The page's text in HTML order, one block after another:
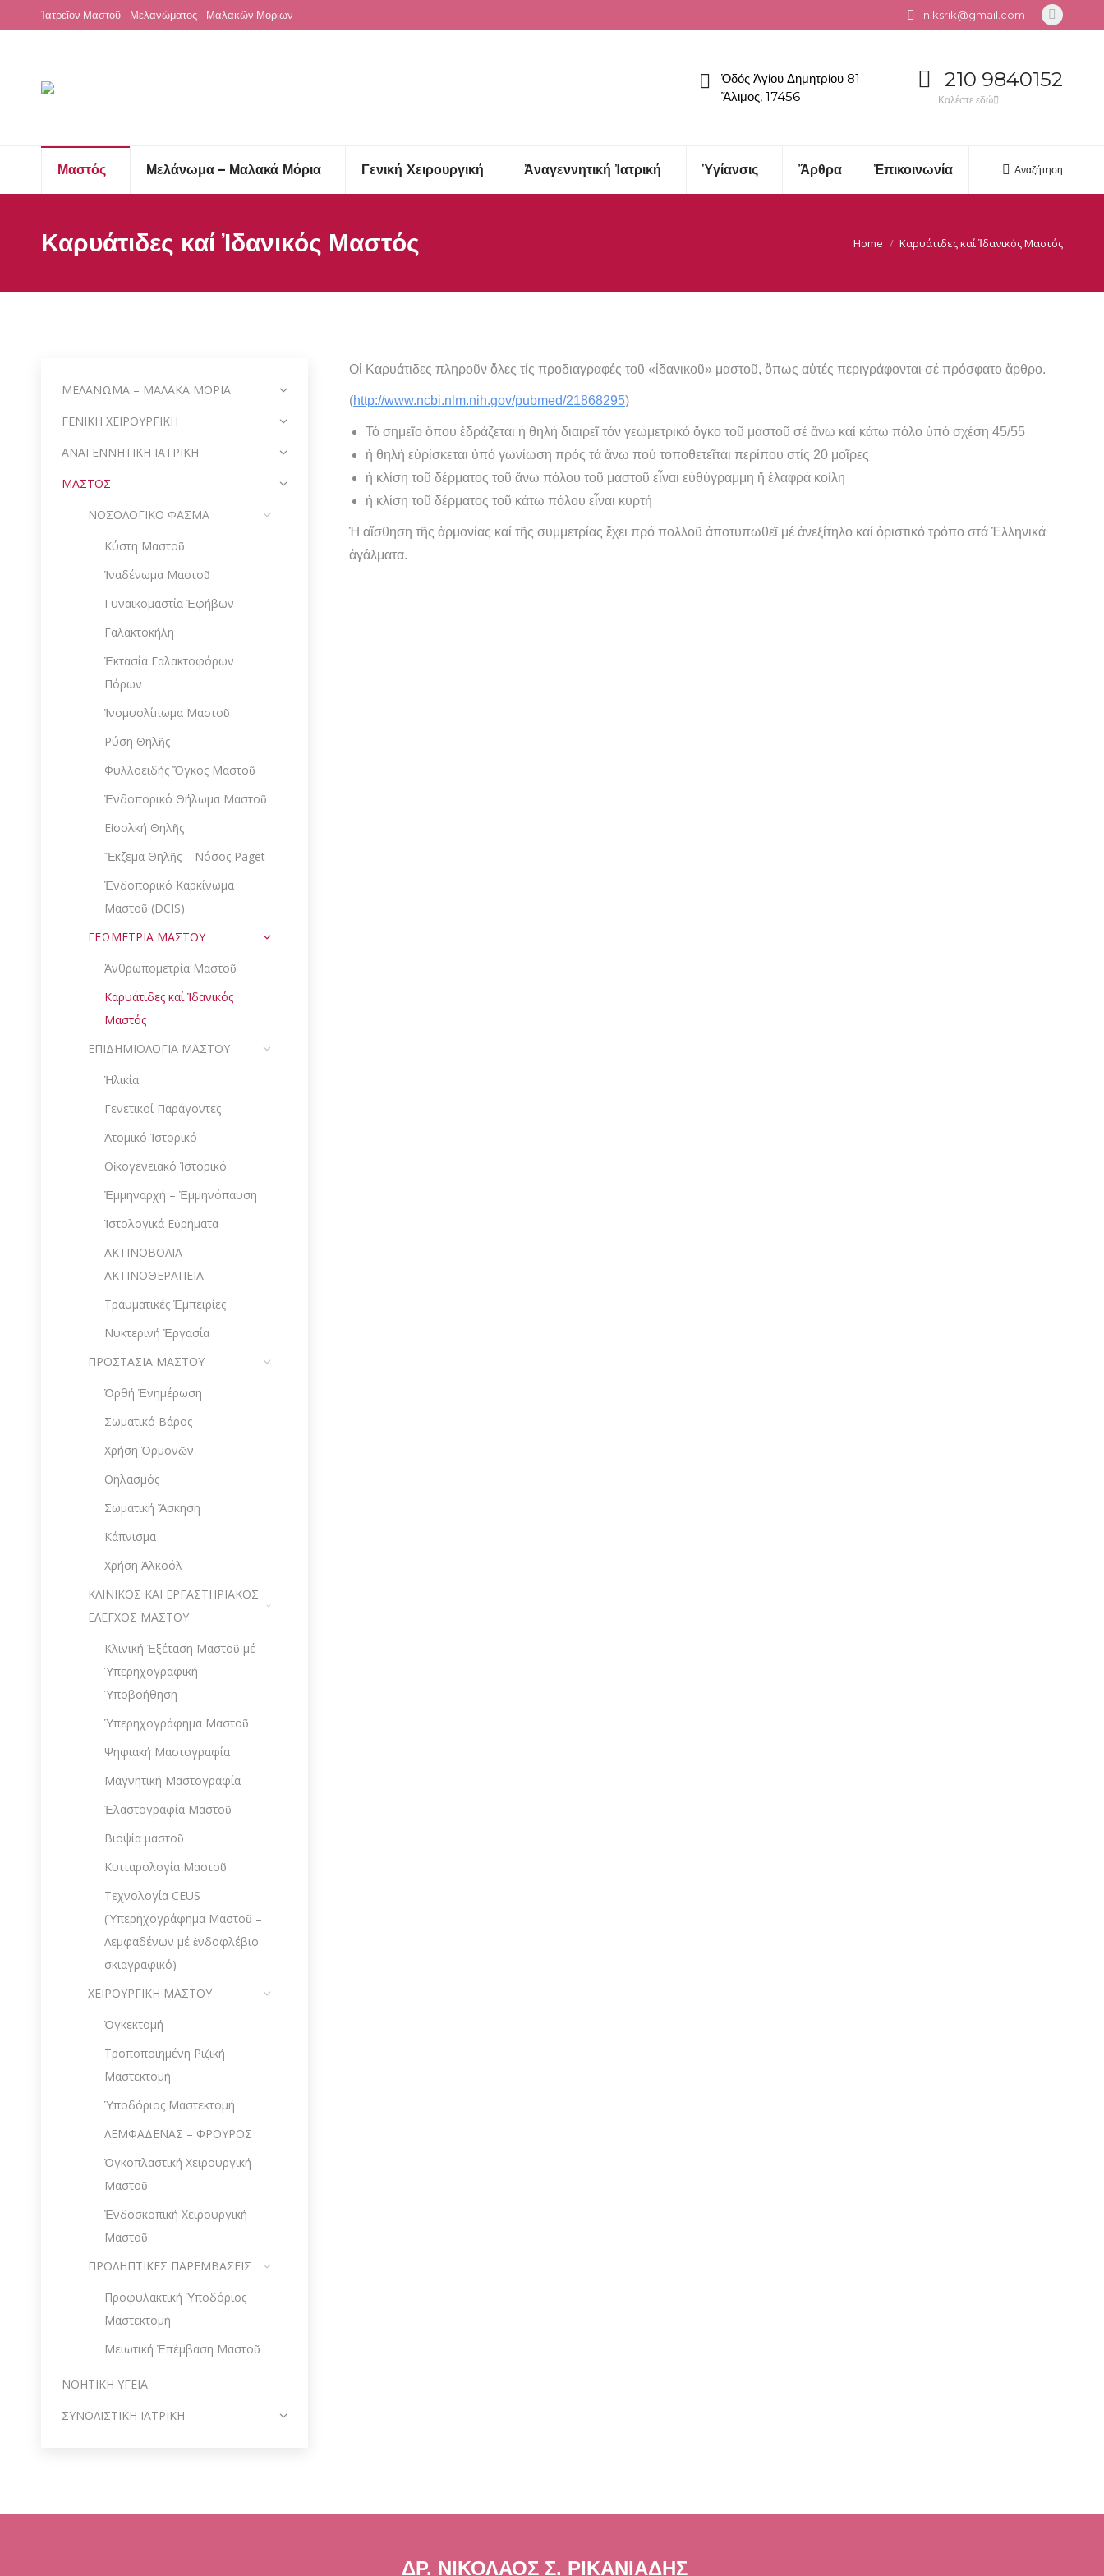
Ἰατρεῖον Μαστοῦ - Μελανώματος - Μαλακῶν Μορίων niksrik@gmail.com
Linkedin
in
Ὁδός Ἁγίου Δημητρίου 81
Ἅλιμος, 17456
210 9840152
Καλέστε εδώ
Μαστός Μελάνωμα – Μαλακά Μόρια Γενική Χειρουργική Ἀναγεννητική Ἰατρική Ὑγίανσις Ἄρθρα Ἐπικοινωνία Search:
Αναζήτηση
Καρυάτιδες καί Ἰδανικός Μαστός You are here:
Home Καρυάτιδες καί Ἰδανικός Μαστός
Οἱ Καρυάτιδες πληροῦν ὅλες τίς προδιαγραφές τοῦ «ἰδανικοῦ» μαστοῦ, ὅπως αὐτές περιγράφονται σέ πρόσφατο ἄρθρο.
(http://www.ncbi.nlm.nih.gov/pubmed/21868295)
Τό σημεῖο ὅπου ἑδράζεται ἡ θηλή διαιρεῖ τόν γεωμετρικό ὄγκο τοῦ μαστοῦ σέ ἄνω καί κάτω πόλο ὑπό σχέση 45/55
ἡ θηλή εὑρίσκεται ὑπό γωνίωση πρός τά ἄνω πού τοποθετεῖται περίπου στίς 20 μοῖρες
ἡ κλίση τοῦ δέρματος τοῦ ἄνω πόλου τοῦ μαστοῦ εἶναι εὐθύγραμμη ἤ ἐλαφρά κοίλη
ἡ κλίση τοῦ δέρματος τοῦ κάτω πόλου εἶναι κυρτή
Ἡ αἴσθηση τῆς ἁρμονίας καί τῆς συμμετρίας ἔχει πρό πολλοῦ ἀποτυπωθεῖ μέ ἀνεξίτηλο καί ὁριστικό τρόπο στά Ἑλληνικά
ἀγάλματα.
ΜΕΛΑΝΩΜΑ – ΜΑΛΑΚΑ ΜΟΡΙΑ
ΓΕΝΙΚΗ ΧΕΙΡΟΥΡΓΙΚΗ
ΑΝΑΓΕΝΝΗΤΙΚΗ ΙΑΤΡΙΚΗ
ΜΑΣΤΟΣ
ΝΟΣΟΛΟΓΙΚΟ ΦΑΣΜΑ
Κύστη Μαστοῦ
Ἰναδένωμα Μαστοῦ
Γυναικομαστία Ἐφήβων
Γαλακτοκήλη
Ἐκτασία Γαλακτοφόρων
Πόρων
Ἰνομυολίπωμα Μαστοῦ
Ρύση Θηλῆς
Φυλλοειδής Ὄγκος Μαστοῦ
Ἐνδοπορικό Θήλωμα Μαστοῦ
Εἰσολκή Θηλῆς
Ἔκζεμα Θηλῆς – Νόσος Paget
Ἐνδοπορικό Καρκίνωμα
Μαστοῦ (DCIS)
ΓΕΩΜΕΤΡΙΑ ΜΑΣΤΟΥ
Ἀνθρωπομετρία Μαστοῦ
Καρυάτιδες καί Ἰδανικός
Μαστός
ΕΠΙΔΗΜΙΟΛΟΓΙΑ ΜΑΣΤΟΥ
Ἡλικία
Γενετικοί Παράγοντες
Ἀτομικό Ἱστορικό
Οἰκογενειακό Ἱστορικό
Ἐμμηναρχή – Ἐμμηνόπαυση
Ἱστολογικά Εὑρήματα
ΑΚΤΙΝΟΒΟΛΙΑ –
ΑΚΤΙΝΟΘΕΡΑΠΕΙΑ
Τραυματικές Ἐμπειρίες
Νυκτερινή Ἐργασία
ΠΡΟΣΤΑΣΙΑ ΜΑΣΤΟΥ
Ὀρθή Ἐνημέρωση
Σωματικό Βάρος
Χρήση Ὁρμονῶν
Θηλασμός
Σωματική Ἄσκηση
Κάπνισμα
Χρήση Ἀλκοόλ
ΚΛΙΝΙΚΟΣ ΚΑΙ ΕΡΓΑΣΤΗΡΙΑΚΟΣ
ΕΛΕΓΧΟΣ ΜΑΣΤΟΥ
Κλινική Ἐξέταση Μαστοῦ μέ
Ὑπερηχογραφική
Ὑποβοήθηση
Ὑπερηχογράφημα Μαστοῦ
Ψηφιακή Μαστογραφία
Μαγνητική Μαστογραφία
Ἐλαστογραφία Μαστοῦ
Βιοψία μαστοῦ
Κυτταρολογία Μαστοῦ
Τεχνολογία CEUS
(Ὑπερηχογράφημα Μαστοῦ –
Λεμφαδένων μέ ἐνδοφλέβιο
σκιαγραφικό)
ΧΕΙΡΟΥΡΓΙΚΗ ΜΑΣΤΟΥ
Ὀγκεκτομή
Τροποποιημένη Ριζική
Μαστεκτομή
Ὑποδόριος Μαστεκτομή
ΛΕΜΦΑΔΕΝΑΣ – ΦΡΟΥΡΟΣ
Ὀγκοπλαστική Χειρουργική
Μαστοῦ
Ἐνδοσκοπική Χειρουργική
Μαστοῦ
ΠΡΟΛΗΠΤΙΚΕΣ ΠΑΡΕΜΒΑΣΕΙΣ
Προφυλακτική Ὑποδόριος
Μαστεκτομή
Μειωτική Ἐπέμβαση Μαστοῦ
ΝΟΗΤΙΚΗ ΥΓΕΙΑ
ΣΥΝΟΛΙΣΤΙΚΗ ΙΑΤΡΙΚΗ
ΔΡ. ΝΙΚΟΛΑΟΣ Σ. ΡΙΚΑΝΙΑΔΗΣ